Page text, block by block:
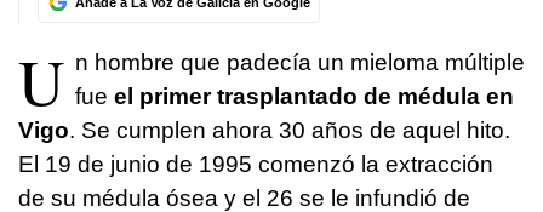
U n hombre que padecía un mieloma múltiple
fue el primer trasplantado de médula en
Vigo. Se cumplen ahora 30 años de aquel hito.
El 19 de junio de 1995 comenzó la extracción
de su médula ósea y el 26 se le infundió de